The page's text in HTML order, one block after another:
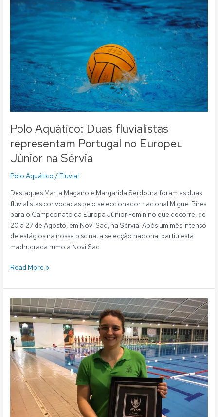
Polo Aquático: Duas fluvialistas
representam Portugal no Europeu
Júnior na Sérvia
Polo Aquático / Fluvial
Destaques Marta Magano e Margarida Serdoura foram as duas
fluvialistas convocadas pelo seleccionador nacional Miguel Pires
para o Campeonato da Europa Júnior Feminino que decorre, de
20 a 27 de Agosto, em Novi Sad, na Sérvia. Após um mês intenso
de estágios na nossa piscina, a selecção nacional partiu esta
madrugrada rumo a Novi Sad.
Duas
fluvialistas
representam
Portugal
Europeu
Júnior
na
Sérvia
Read More »
Polo
Aquático:
Novos
treinadores
nas
equipas
principais
na
próxima
época